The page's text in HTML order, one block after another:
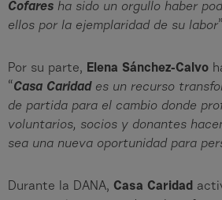
Cofares ha sido un orgullo haber
ellos por la ejemplaridad de su labor
Por su parte, Elena Sánchez-Calvo
“Casa Caridades un recurso
de partida para el cambio donde
voluntarios, socios y donantes
sea una nueva oportunidad para
Durante la DANA, Casa Caridad